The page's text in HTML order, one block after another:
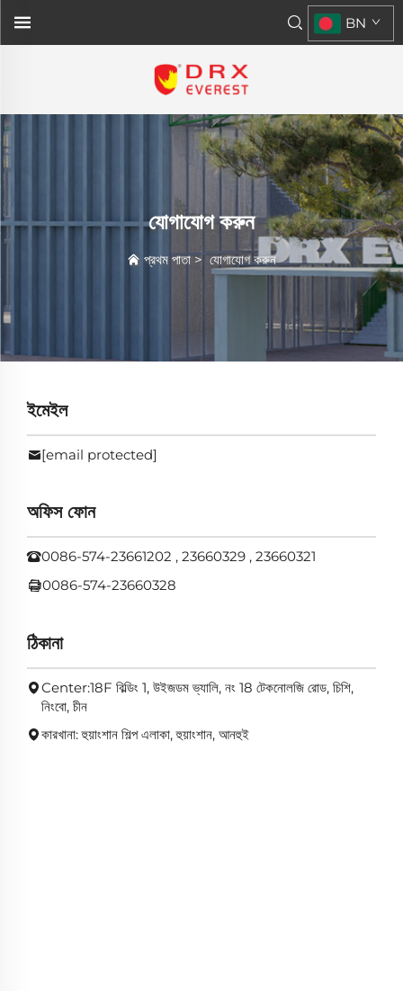
BN
যোগাযোগ করুন
প্রথম পাতা> যোগাযোগ করুন
ইমেইল
[email protected]
অফিস ফোন
0086-574-23661202 , 23660329 , 23660321
0086-574-23660328
ঠিকানা
Center:18F বিল্ডিং 1, উইজডম ভ্যালি, নং 18 টেকনোলজি রোড, চিশি,
নিংবো, চীন
কারখানা: হুয়াংশান শিল্প এলাকা, হুয়াংশান, আনহুই